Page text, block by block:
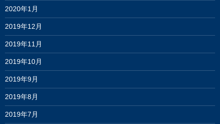
2020年1月
2019年12月
2019年11月
2019年10月
2019年9月
2019年8月
2019年7月